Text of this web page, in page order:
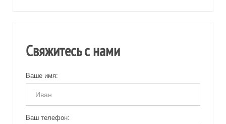
Свяжитесь с нами
Ваше имя:
Ваш телефон: